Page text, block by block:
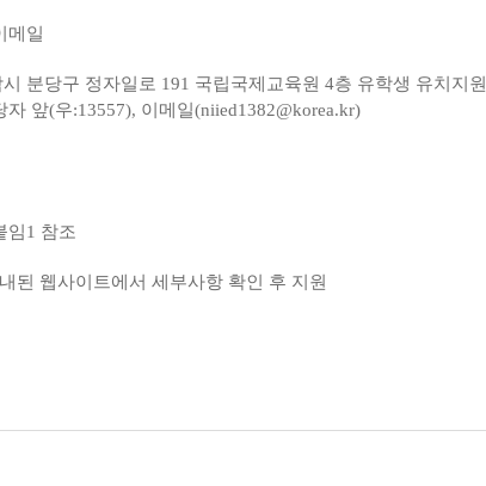
메일
분당구 정자일로 191 국립국제교육원 4층 유학생 유치지
앞(우:13557), 이메일(niied1382@korea.kr)
임1 참조
된 웹사이트에서 세부사항 확인 후 지원